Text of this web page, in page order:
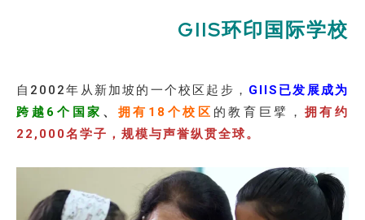
GIIS环印国际学校
自2002年从新加坡的一个校区起步， GIIS已发展成为
跨越6个国家 、 拥有18个校区 的教育巨擘， 拥有约
22,000名学子，规模与声誉纵贯全球。